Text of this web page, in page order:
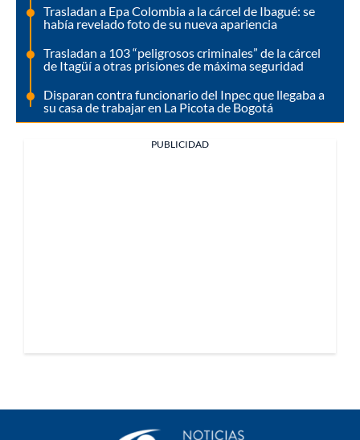
Trasladan a Epa Colombia a la cárcel de Ibagué: se
había revelado foto de su nueva apariencia
Trasladan a 103 “peligrosos criminales” de la cárcel
de Itagüí a otras prisiones de máxima seguridad
Disparan contra funcionario del Inpec que llegaba a
su casa de trabajar en La Picota de Bogotá
PUBLICIDAD